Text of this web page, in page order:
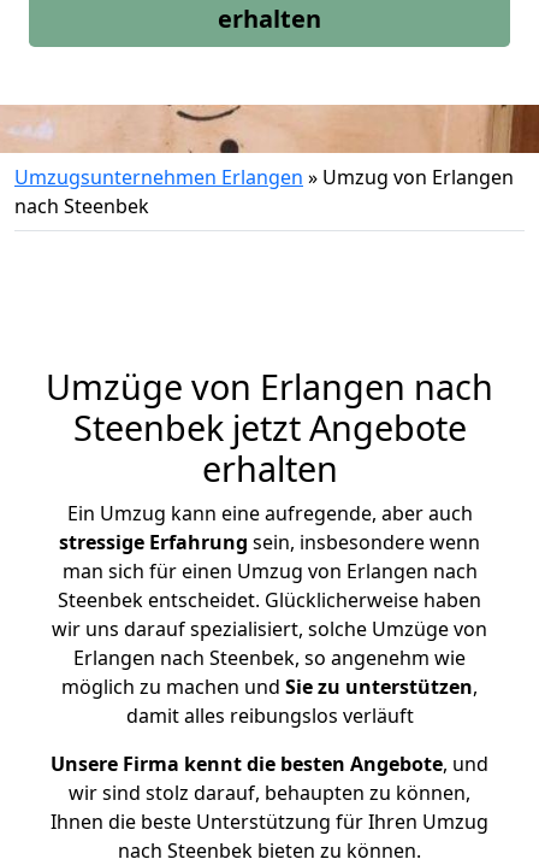
erhalten
Umzugsunternehmen Erlangen » Umzug von Erlangen
nach Steenbek
Umzüge von Erlangen nach
Steenbek jetzt Angebote
erhalten
Ein Umzug kann eine aufregende, aber auch
stressige Erfahrung sein, insbesondere wenn
man sich für einen Umzug von Erlangen nach
Steenbek entscheidet. Glücklicherweise haben
wir uns darauf spezialisiert, solche Umzüge von
Erlangen nach Steenbek, so angenehm wie
möglich zu machen und Sie zu unterstützen,
damit alles reibungslos verläuft
Unsere Firma kennt die besten Angebote, und
wir sind stolz darauf, behaupten zu können,
Ihnen die beste Unterstützung für Ihren Umzug
nach Steenbek bieten zu können.